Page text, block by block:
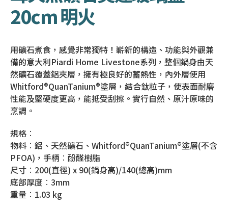
20cm 明火
用礦石煮食，感覺非常獨特！嶄新的構造、功能與外觀兼
備的意大利Piardi Home Livestone系列，整個鍋身由天
然礦石覆蓋鋁夾層，擁有極良好的蓄熱性，內外層使用
Whitford®QuanTanium®塗層，結合鈦粒子，使表面耐磨
性能及堅硬度更高，能抵受刮擦。實行自然、原汁原味的
烹調。
規格︰
物料︰鋁、天然礦石、Whitford®QuanTanium®塗層(不含
PFOA)，手柄︰酚醛樹脂
尺寸︰200(直徑) x 90(鍋身高)/140(總高)mm
底部厚度︰3mm
重量︰1.03 kg